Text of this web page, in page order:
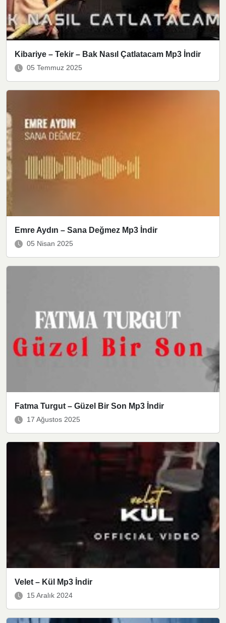
Kibariye – Tekir – Bak Nasıl Çatlatacam Mp3 İndir
05 Temmuz 2025
Emre Aydın – Sana Değmez Mp3 İndir
05 Nisan 2025
Fatma Turgut – Güzel Bir Son Mp3 İndir
17 Ağustos 2025
Velet – Kül Mp3 İndir
15 Aralık 2024